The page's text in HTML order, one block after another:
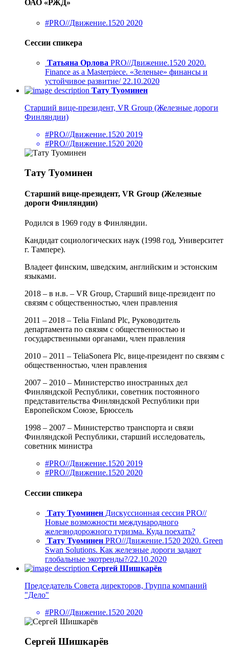
ОАО «РЖД»
#PRO//Движение.1520 2020
Сессии спикера
Татьяна Орлова PRO//Движение.1520 2020.
Finance as a Masterpiece. «Зеленые» финансы и
устойчивое развитие/ 22.10.2020
Тату Туоминен
Старший вице-президент, VR Group (Железные дороги
Финляндии)
#PRO//Движение.1520 2019
#PRO//Движение.1520 2020
Тату Туоминен
Старший вице-президент, VR Group (Железные
дороги Финляндии)
Родился в 1969 году в Финляндии.
Кандидат социологических наук (1998 год, Университет
г. Тампере).
Владеет финским, шведским, английским и эстонским
языками.
2018 – в н.в. – VR Group, Старший вице-президент по
связям с общественностью, член правления
2011 – 2018 – Telia Finland Plc, Руководитель
департамента по связям с общественностью и
государственными органами, член правления
2010 – 2011 – TeliaSonera Plc, вице-президент по связям с
общественностью, член правления
2007 – 2010 – Министерство иностранных дел
Финляндской Республики, советник постоянного
представительства Финляндской Республики при
Европейском Союзе, Брюссель
1998 – 2007 – Министерство транспорта и связи
Финляндской Республики, старший исследователь,
советник министра
#PRO//Движение.1520 2019
#PRO//Движение.1520 2020
Сессии спикера
Тату Туоминен Дискуссионная сессия PRO//
Новые возможности международного
железнодорожного туризма. Куда поехать?
Тату Туоминен PRO//Движение.1520 2020. Green
Swan Solutions. Как железные дороги задают
глобальные экотренды?/22.10.2020
Сергей Шишкарёв
Председатель Совета директоров, Группа компаний
"Дело"
#PRO//Движение.1520 2020
Сергей Шишкарёв